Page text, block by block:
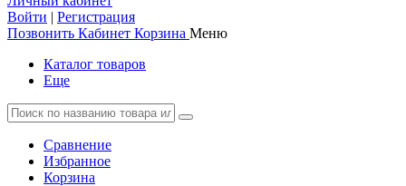
Войти | Регистрация
Позвонить Кабинет Корзина Меню
Каталог товаров
Еще
Сравнение
Избранное
Корзина